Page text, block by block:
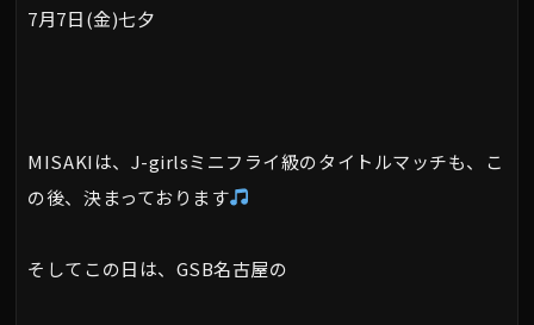
7月7日(金)七夕
MISAKIは、J-girlsミニフライ級のタイトルマッチも、こ
の後、決まっております
そしてこの日は、GSB名古屋の